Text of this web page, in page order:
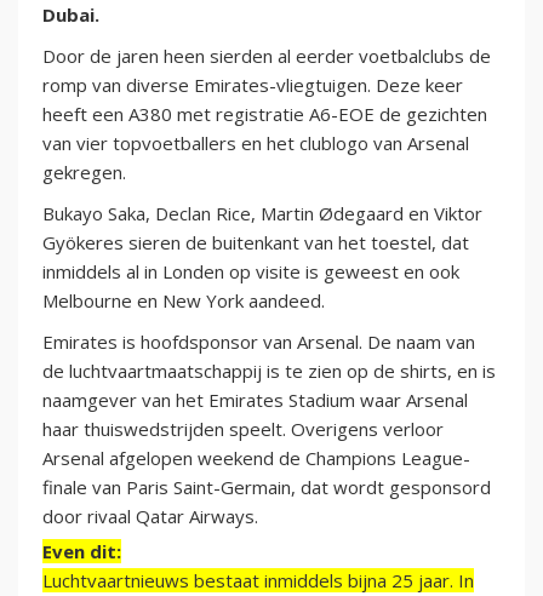
Dubai.
Door de jaren heen sierden al eerder voetbalclubs de
romp van diverse Emirates-vliegtuigen. Deze keer
heeft een A380 met registratie A6-EOE de gezichten
van vier topvoetballers en het clublogo van Arsenal
gekregen.
Bukayo Saka, Declan Rice, Martin Ødegaard en Viktor
Gyökeres sieren de buitenkant van het toestel, dat
inmiddels al in Londen op visite is geweest en ook
Melbourne en New York aandeed.
Emirates is hoofdsponsor van Arsenal. De naam van
de luchtvaartmaatschappij is te zien op de shirts, en is
naamgever van het Emirates Stadium waar Arsenal
haar thuiswedstrijden speelt. Overigens verloor
Arsenal afgelopen weekend de Champions League-
finale van Paris Saint-Germain, dat wordt gesponsord
door rivaal Qatar Airways.
Even dit:
Luchtvaartnieuws bestaat inmiddels bijna 25 jaar. In